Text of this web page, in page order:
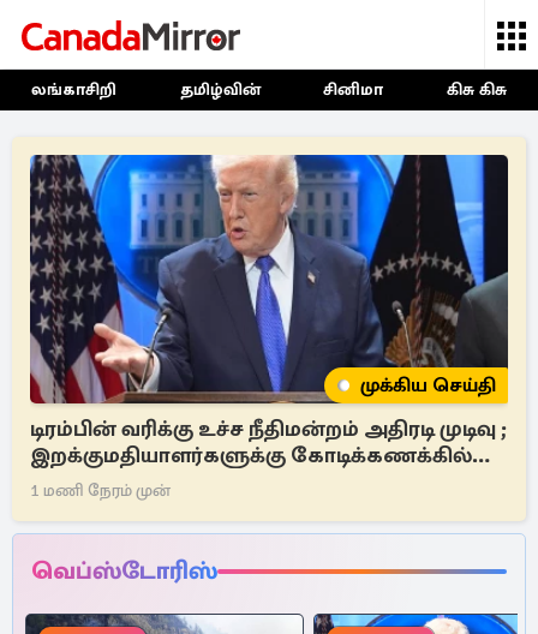
லங்காசிறி தமிழ்வின் சினிமா கிசு கிசு
முக்கிய செய்தி
டிரம்பின் வரிக்கு உச்ச நீதிமன்றம் அதிரடி முடிவு ;
இறக்குமதியாளர்களுக்கு கோடிக்கணக்கில்
பணம் மீள்கொடை
1 மணி நேரம் முன்
வெப்ஸ்டோரிஸ்